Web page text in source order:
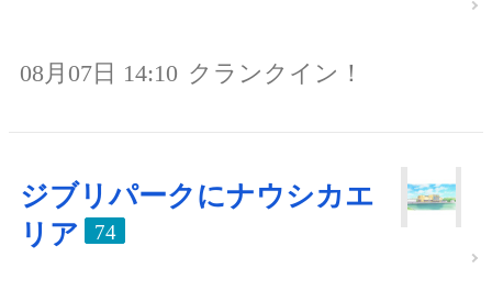
08月07日 14:10 クランクイン！
ジブリパークにナウシカエ
リア
74